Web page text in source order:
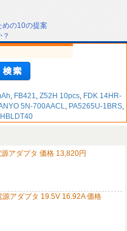
めの10の提案
, FB421, Z52H 10pcs, FDK 14HR-
5N-700AACL, PA5265U-1BRS,
HBLDT40
アダプタ 価格 13,820円
アダプタ 19.5V 16.92A 価格